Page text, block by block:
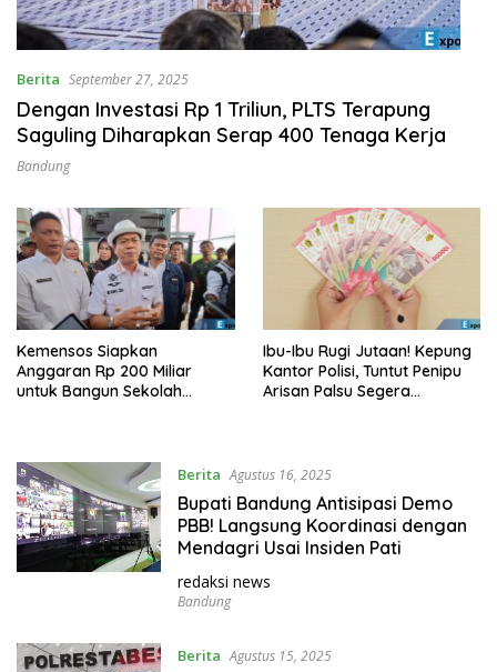
Berita September 27, 2025
Dengan Investasi Rp 1 Triliun, PLTS Terapung
Saguling Diharapkan Serap 400 Tenaga Kerja
Bandung
Kemensos Siapkan
Anggaran Rp 200 Miliar
untuk Bangun Sekolah
Ibu-Ibu Rugi Jutaan! Kepung
Kantor Polisi, Tuntut Penipu
Arisan Palsu Segera
Berita Agustus 16, 2025
Bupati Bandung Antisipasi Demo
PBB! Langsung Koordinasi dengan
Mendagri Usai Insiden Pati
redaksi news
Bandung
Berita Agustus 15, 2025